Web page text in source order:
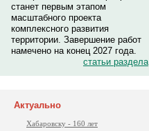
станет первым этапом
масштабного проекта
комплексного развития
территории. Завершение работ
намечено на конец 2027 года.
статьи раздела
Актуально
Хабаровску - 160 лет